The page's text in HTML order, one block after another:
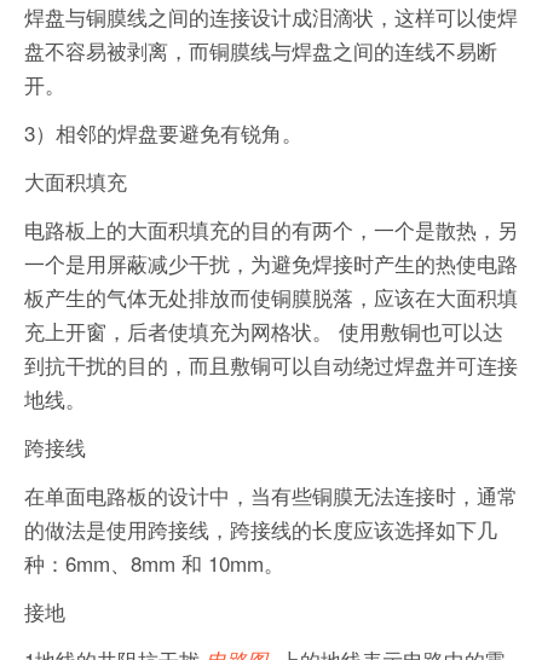
焊盘与铜膜线之间的连接设计成泪滴状，这样可以使焊
盘不容易被剥离，而铜膜线与焊盘之间的连线不易断
开。
3）相邻的焊盘要避免有锐角。
大面积填充
电路板上的大面积填充的目的有两个，一个是散热，另
一个是用屏蔽减少干扰，为避免焊接时产生的热使电路
板产生的气体无处排放而使铜膜脱落，应该在大面积填
充上开窗，后者使填充为网格状。 使用敷铜也可以达
到抗干扰的目的，而且敷铜可以自动绕过焊盘并可连接
地线。
跨接线
在单面电路板的设计中，当有些铜膜无法连接时，通常
的做法是使用跨接线，跨接线的长度应该选择如下几
种：6mm、8mm 和 10mm。
接地